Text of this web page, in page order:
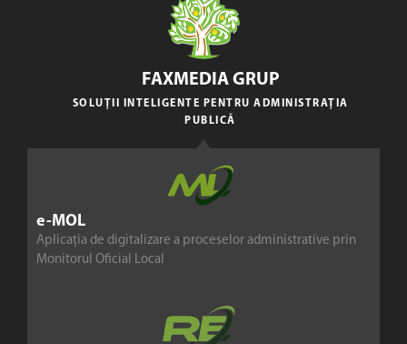
e-MOL
Aplicația de digitalizare a proceselor administrative prin
Monitorul Oficial Local
FAXMEDIA GRUP
SOLUȚII INTELIGENTE PENTRU ADMINISTRAȚIA
PUBLICĂ